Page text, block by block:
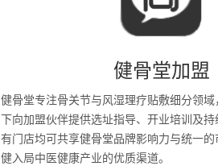
健骨堂加盟
健骨堂专注骨关节与风湿理疗贴敷细分领
下向加盟伙伴提供选址指导、开业培训及
有门店均可共享健骨堂品牌影响力与统一
健入局中医健康产业的优质渠道。